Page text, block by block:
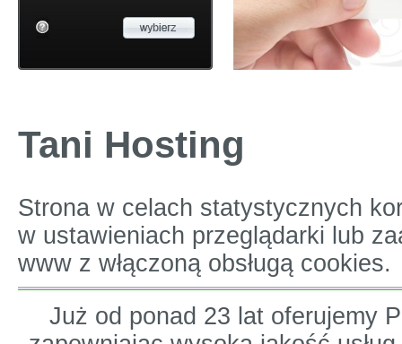
Tani Hosting
Strona w celach statystycznych
w ustawieniach przeglądarki lub
www z włączoną obsługą cookies.
Już od ponad 23 lat oferujemy